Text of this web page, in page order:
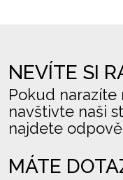
NEVÍTE SI
Pokud narazíte
navštivte naši
najdete
MÁTE